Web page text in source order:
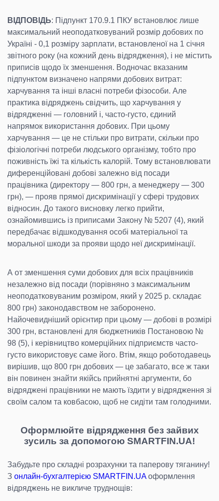
ВІДПОВІДЬ: Підпункт 170.9.1 ПКУ встановлює лише
максимальний неоподатковуваний розмір добових по
Україні - 0,1 розміру зарплати, встановленої на 1 січня
звітного року (на кожний день відрядження), і не містить
приписів щодо їх зменшення. Водночас вказаним
підпунктом визначено напрями добових витрат:
харчування та інші власні потреби фізособи. Але
практика відряджень свідчить, що харчування у
відрядженні — головний і, часто-густо, єдиний
напрямок використання добових. При цьому
харчування — це не стільки про витрати, скільки про
фізіологічні потреби людського організму, тобто про
поживність їжі та кількість калорій. Тому встановлювати
диференційовані добові залежно від посади
працівника (директору — 800 грн, а менеджеру — 300
грн), — прояв прямої дискримінації у сфері трудових
відносин. До такого висновку легко прийти,
ознайомившись із приписами Закону № 5207 (4), який
передбачає відшкодування особі матеріальної та
моральної шкоди за прояви щодо неї дискримінації.
А от зменшення суми добових для всіх працівників
незалежно від посади (порівняно з максимальним
неоподатковуваним розміром, який у 2025 р. складає
800 грн) законодавством не заборонено.
Найочевидніший орієнтир при цьому — добові в розмірі
300 грн, встановлені для бюджетників Постановою №
98 (5), і керівництво комерційних підприємств часто-
густо використовує саме його. Втім, якщо роботодавець
вирішив, що 800 грн добових — це забагато, все ж таки
він повинен знайти якійсь прийнятні аргументи, бо
відряджені працівники не мають їздити у відрядження зі
своїм салом та ковбасою, щоб не сидіти там голодними.
Оформлюйте відрядження без зайвих
зусиль за допомогою SMARTFIN.UA!
Забудьте про складні розрахунки та паперову тяганину!
З онлайн-бухгалтерією SMARTFIN.UAоформлення
відряджень не викличе труднощів: